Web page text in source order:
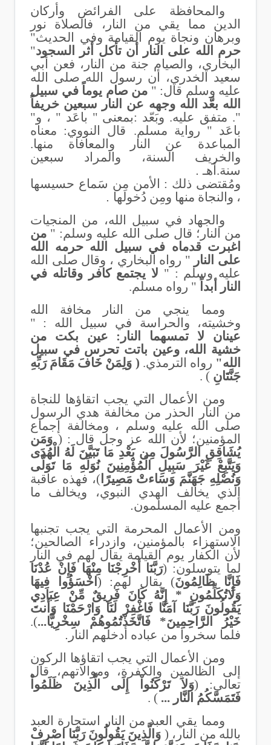
والمحافظة على الفرائض وأركان
الدين مما يقي من النار، فالصلاة نور
وبرهان ونجاة يوم القيامة وفي الحديث"
حرم الله على النار أن تأكل أثر السجود"
البخاري، والصيام جنة من النار، فعن أبي
سعيد الخدري، أن رسول الله صلى الله
عليه وسلم قال: " من صام يوماً في سبيل
الله بعَّد الله وجهه عن النار سبعين خريفاً
". متفق عليه. وبَعّد :بمعنى " باعَد " ، و"
باعَد " رواية مسلم.
قال النووي: معناه
المباعدة عن النار والمعافاة منها.
والخريف السنة، والمراد سبعين
سنة.أهـ.
ومُقتضى ذلك : الأمن مِن سَماع حسيسها
، والنجاة منها ومِن دُخولها .
والجهاد في سبيل الله، من المنجيات
من النار؛ قال صلى الله عليه وسلم: " من
اغبرت قدماه في سبيل الله حرمه الله
على النار " رواه البخاري ، وقال صلى الله
عليه وسلم : " لا يجتمع كافر وقاتله في
النار أبداً " رواه مسلم.
ومما ينجي من النار مخافة الله
وخشيته، والحراسة في سبيل الله : "
عينان لا تمسهما النار: عين بكت من
خشية الله، وعين باتت تحرس في سبيل
الله" رواه الترمذي. ( وَلِمَنْ خَافَ مَقَامَ رَبِّهِ
جَنَّتَانِ ) .
ومن الأعمال التي يجب اتقاؤها للنجاة
من النار
الحذر من مخالفة هدي الرسول
صلى الله عليه وسلم ، ومخالفة إجماع
المؤمنين؛ لأن الله عز وجل قال : ( وَمَن
يُشَاقِقِ الرَّسُولَ مِن بَعْدِ مَا تَبَيَّنَ لَهُ الْهُدَى
وَيَتَّبِعْ غَيْرَ سَبِيلِ الْمُؤْمِنِينَ نُوَلِّهِ مَا تَوَلَّى
وَنُصْلِهِ جَهَنَّمَ وَسَاءتْ مَصِيرًا)، فهذه عاقبة
الذي يخالف الهدي النبوي، ويخالف ما
أجمع عليه المسلمون.
ومن الأعمال المحرمة التي يجب تجنبها
الاستهزاء بالمؤمنين، وازدراء الصالحين؛
لأن الكفار يوم القيامة يقال لهم في النار
لما يتوسلون: (رَبَّنَا أَخْرِجْنَا مِنْهَا فَإِنْ عُدْنَا
فَإِنَّا ظَالِمُونَ) يقال لهم: ( اخْسَؤُوا فِيهَا
وَلَاتُكَلِّمُونِ * إِنَّهُ كَانَ فَرِيقٌ مِّنْ عِبَادِي
يَقُولُونَ رَبَّنَا آمَنَّا فَاغْفِرْ لَنَا وَارْحَمْنَا وَأَنتَ
خَيْرُ الرَّاحِمِينَ* فَاتَّخَذْتُمُوهُمْ سِخْرِيًّا...).
فلما سخروا من عباده أدخلهم النار .
ومن الأعمال التي يجب اتقاؤها الركون
إلى الظالمين والكفرة، وموالاتهم، قال
تعالى: (وَلاَ تَرْكَنُواْ إِلَى الَّذِينَ ظَلَمُواْ
فَتَمَسَّكُمُ النَّار ... ) .
ومما يقي العبد من النار استجارة العبد
بالله من النار، ( وَالَّذِينَ يَقُولُونَ رَبَّنَا اصْرِفْ